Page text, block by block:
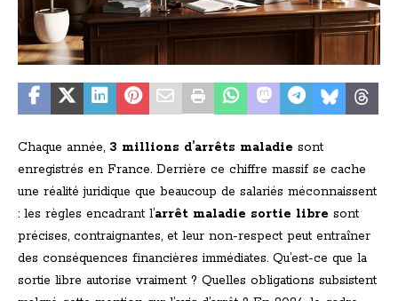
Chaque année, 3 millions d’arrêts maladie sont
enregistrés en France. Derrière ce chiffre massif se cache
une réalité juridique que beaucoup de salariés méconnaissent
: les règles encadrant l’arrêt maladie sortie libre sont
précises, contraignantes, et leur non-respect peut entraîner
des conséquences financières immédiates. Qu’est-ce que la
sortie libre autorise vraiment ? Quelles obligations subsistent